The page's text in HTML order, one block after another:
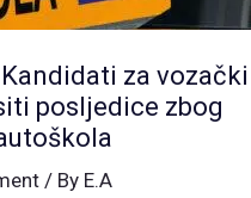
za vozački
posljedice zbog
/ By E.A